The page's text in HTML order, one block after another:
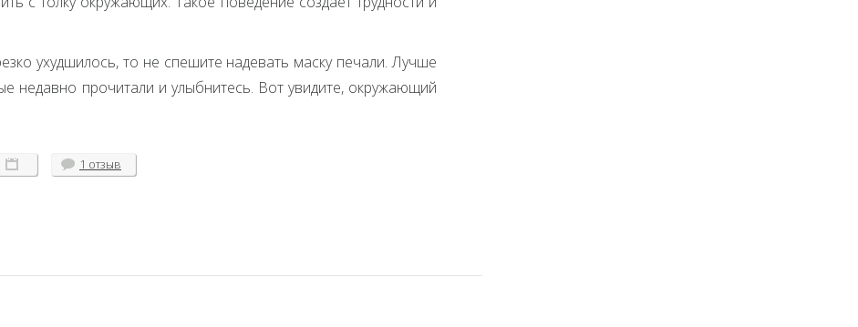
ухудшилось, то не спешите надевать маску печали. Лучше
недавно прочитали и улыбнитесь. Вот увидите, окружающий
1 отзыв